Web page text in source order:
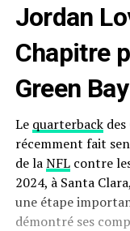
Jordan
Chapitre
Green Bay
Le quarterbackdes
récemment fait
de laNFLcontre
2024, à Santa
une étape
démontré ses